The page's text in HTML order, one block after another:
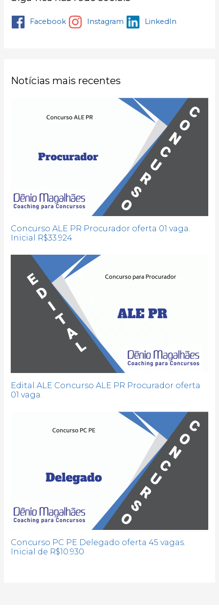
Facebook Instagram LinkedIn
Notícias mais recentes
Concurso ALE PR Procurador oferta 01 vaga.
Inicial R$33.924
Edital ALE Concurso ALE PR Procurador oferta
01 vaga.
Concurso PC PE Delegado oferta 45 vagas.
Inicial de R$10.930